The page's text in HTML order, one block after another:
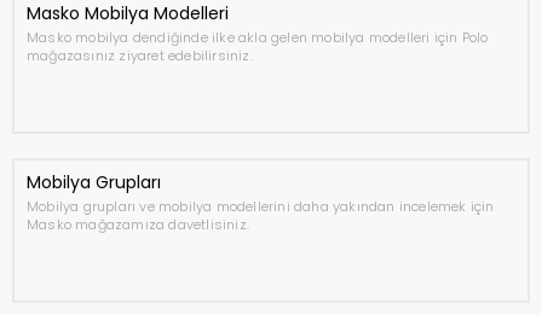
Masko Mobilya Modelleri
Masko mobilya dendiğinde ilke akla gelen mobilya modelleri için Polo
mağazasınız ziyaret edebilirsiniz.
Mobilya Grupları
Mobilya grupları ve mobilya modellerini daha yakından incelemek için
Masko mağazamıza davetlisiniz.